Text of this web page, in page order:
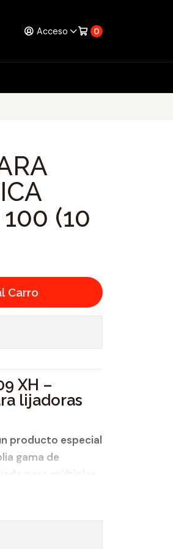
Acceso 0
(10
Carro
XH –
lijadoras
producto especial
gama de
para múltiples
materiales,